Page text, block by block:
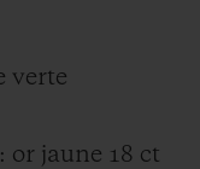
verte
or jaune 18 ct